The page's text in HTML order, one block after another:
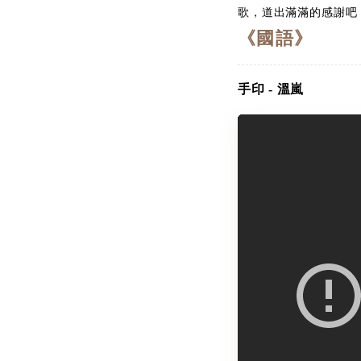
歌，道出滿滿的感謝吧
《國語》
手印 - 溫嵐